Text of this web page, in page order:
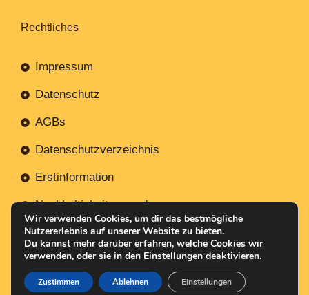
Rechtliches
Impressum
Datenschutz
AGBs
Datenschutzverzeichnis
Erstinformation
Nachhaltigkeitsverordnung
Mit Erstellt NR-Webservices.de© 2026
Wir verwenden Cookies, um dir das bestmögliche
Nutzererlebnis auf unserer Website zu bieten.
Du kannst mehr darüber erfahren, welche Cookies wir
verwenden, oder sie in den Einstellungen deaktivieren.
Zustimmen Ablehnen Einstellungen